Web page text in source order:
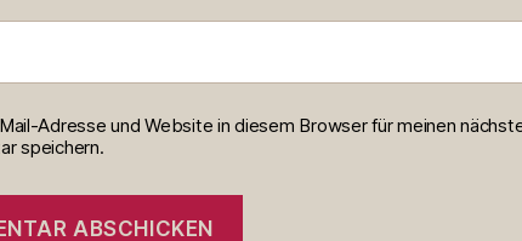
Adresse und Website in diesem Browser für meinen
speichern.